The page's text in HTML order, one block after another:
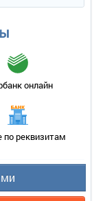
БАЛКОНОМ
онлайн
по реквизитам